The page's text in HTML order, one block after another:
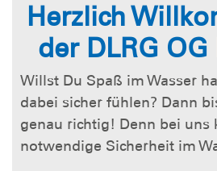
Herzlich
der DLRG
Willst Du Spaß im Wasser
dabei sicher fühlen? Dann
genau richtig! Denn bei uns
notwendige Sicherheit im